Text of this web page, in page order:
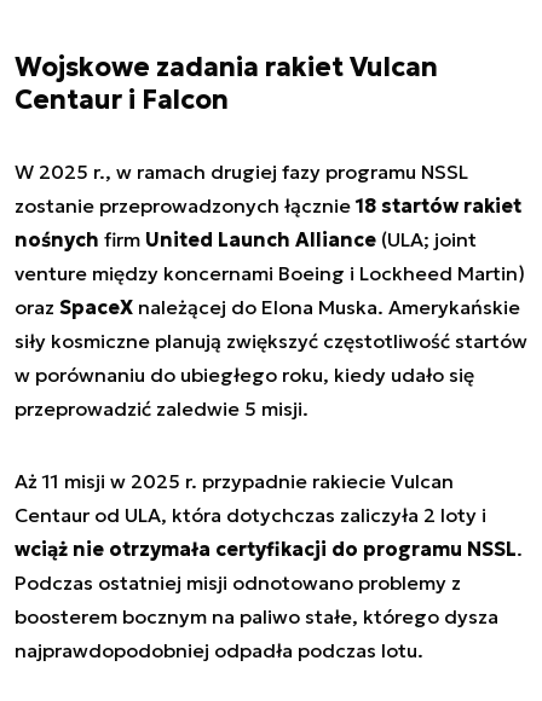
Wojskowe zadania rakiet Vulcan
Centaur i Falcon
W 2025 r., w ramach drugiej fazy programu NSSL
zostanie przeprowadzonych łącznie 18 startów rakiet
nośnych firm United Launch Alliance (ULA; joint
venture między koncernami Boeing i Lockheed Martin)
oraz SpaceX należącej do Elona Muska. Amerykańskie
siły kosmiczne planują zwiększyć częstotliwość startów
w porównaniu do ubiegłego roku, kiedy udało się
przeprowadzić zaledwie 5 misji.
Aż 11 misji w 2025 r. przypadnie rakiecie Vulcan
Centaur od ULA, która dotychczas zaliczyła 2 loty i
wciąż nie otrzymała certyfikacji do programu NSSL.
Podczas ostatniej misji odnotowano problemy z
boosterem bocznym na paliwo stałe, którego dysza
najprawdopodobniej odpadła podczas lotu.